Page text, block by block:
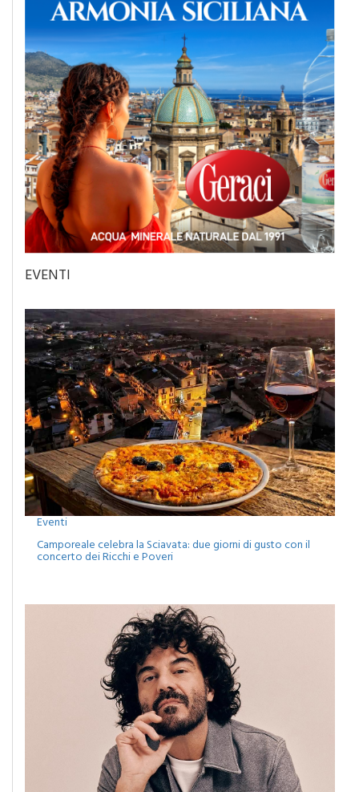
EVENTI
Eventi
Camporeale celebra la Sciavata: due giorni di gusto con il
concerto dei Ricchi e Poveri